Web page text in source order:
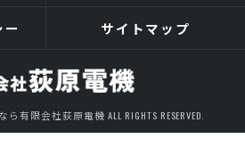
サイトマップ
有限会社荻原電機 ALL RIGHTS RESERVED.